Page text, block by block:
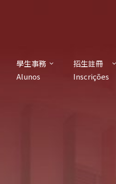
學生事務
Alunos
招生註冊
Inscrições